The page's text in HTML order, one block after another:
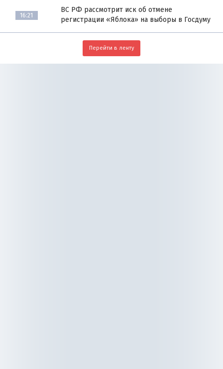
16:21
ВС РФ рассмотрит иск об отмене
регистрации «Яблока» на выборы в Госдуму
Перейти в ленту